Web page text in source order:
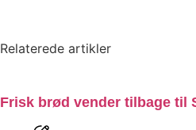
Relaterede artikler
Frisk brød vender tilbage til